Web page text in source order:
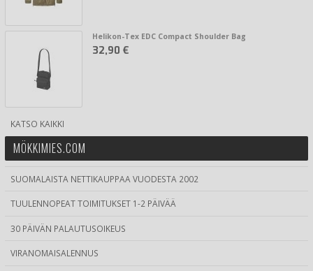
Helikon-Tex EDC Compact Shoulder Bag
32,90 €
KATSO KAIKKI
MÖKKIMIES.COM
SUOMALAISTA NETTIKAUPPAA VUODESTA 2002
TUULENNOPEAT TOIMITUKSET 1-2 PÄIVÄÄ
30 PÄIVÄN PALAUTUSOIKEUS
VIRANOMAISALENNUS